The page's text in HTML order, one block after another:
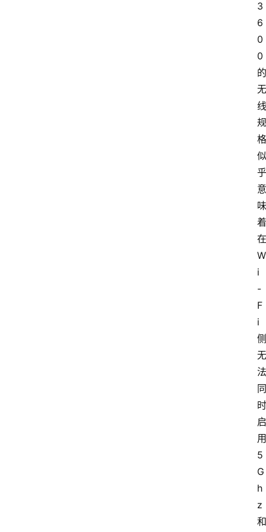
3
6
0
0
的
无
线
规
格
似
乎
意
味
着
在
W
i
-
F
i
侧
无
法
同
时
启
用
5
G
h
z
和